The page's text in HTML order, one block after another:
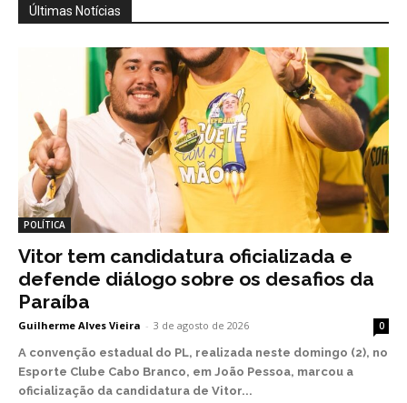
Últimas Notícias
POLÍTICA
Vitor tem candidatura oficializada e
defende diálogo sobre os desafios da
Paraíba
Guilherme Alves Vieira - 3 de agosto de 2026 0
A convenção estadual do PL, realizada neste domingo (2), no
Esporte Clube Cabo Branco, em João Pessoa, marcou a
oficialização da candidatura de Vitor...